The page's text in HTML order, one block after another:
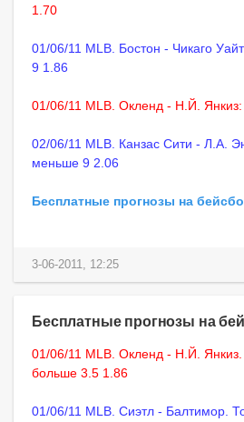
1.70
01/06/11 MLB. Бостон - Чикаго
9 1.86
01/06/11 MLB. Окленд - Н.Й.
02/06/11 MLB. Канзас Сити - Л.А.
меньше 9 2.06
Бесплатные прогнозы на
3-06-2011, 12:25
Бесплатные прогнозы на
01/06/11 MLB. Окленд - Н.Й.
больше 3.5 1.86
01/06/11 MLB. Сиэтл - Балтимор.